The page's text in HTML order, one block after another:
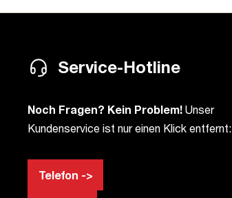
Service-Hotline
Noch Fragen? Kein Problem! Unser
Kundenservice ist nur einen Klick entfernt:
Telefon ->